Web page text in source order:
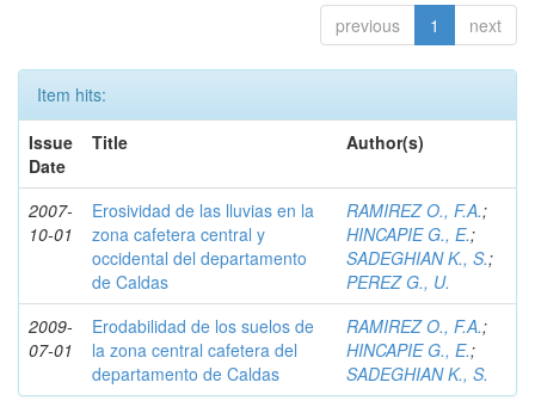
previous 1 next
Item hits:
Issue
Date
Title Author(s)
2007-
10-01
Erosividad de las lluvias en la
zona cafetera central y
occidental del departamento
de Caldas
RAMIREZ O., F.A.;
HINCAPIE G., E.;
SADEGHIAN K., S.;
PEREZ G., U.
2009-
07-01
Erodabilidad de los suelos de
la zona central cafetera del
departamento de Caldas
RAMIREZ O., F.A.;
HINCAPIE G., E.;
SADEGHIAN K., S.